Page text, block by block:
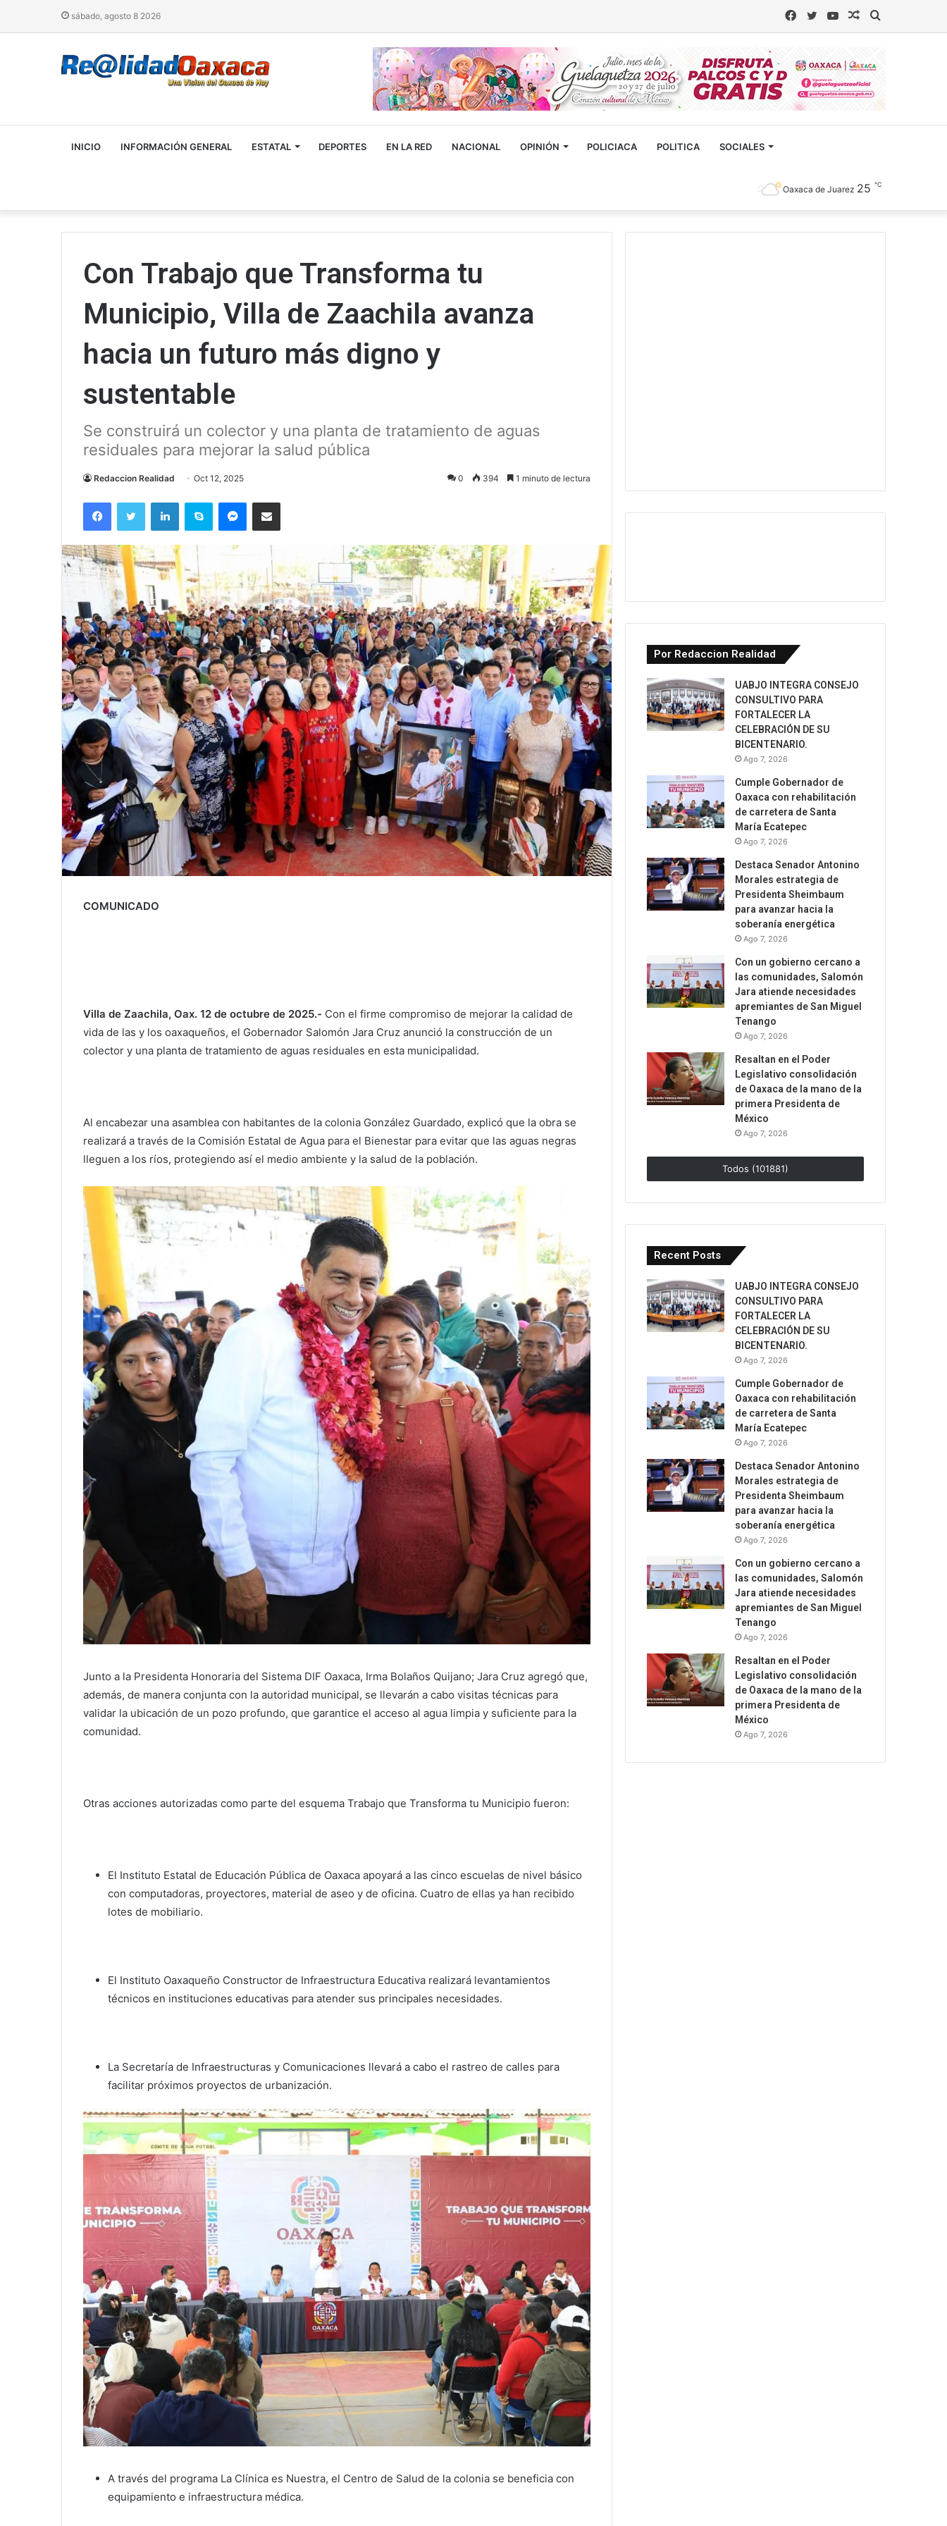
sábado, agosto 8 2026 Buscar
Artículo
YouTube
Twitter
Facebook
INICIO INFORMACIÓN GENERAL ESTATAL DEPORTES EN LA RED NACIONAL OPINIÓN POLICIACA POLITICA SOCIALES
Oaxaca de Juarez 25 ℃
Con Trabajo que Transforma tu
Municipio, Villa de Zaachila avanza
hacia un futuro más digno y
sustentable
Se construirá un colector y una planta de tratamiento de aguas
residuales para mejorar la salud pública
Redaccion Realidad Oct 12, 2025 0 394 1 minuto de lectura
FacebookTwitter LinkedInSkype MessengerCompartir via correo electrónico
COMUNICADO
Villa de Zaachila, Oax. 12 de octubre de 2025.- Con el firme compromiso de mejorar la calidad de
vida de las y los oaxaqueños, el Gobernador Salomón Jara Cruz anunció la construcción de un
colector y una planta de tratamiento de aguas residuales en esta municipalidad.
Al encabezar una asamblea con habitantes de la colonia González Guardado, explicó que la obra se
realizará a través de la Comisión Estatal de Agua para el Bienestar para evitar que las aguas negras
lleguen a los ríos, protegiendo así el medio ambiente y la salud de la población.
Junto a la Presidenta Honoraria del Sistema DIF Oaxaca, Irma Bolaños Quijano; Jara Cruz agregó que,
además, de manera conjunta con la autoridad municipal, se llevarán a cabo visitas técnicas para
validar la ubicación de un pozo profundo, que garantice el acceso al agua limpia y suficiente para la
comunidad.
Otras acciones autorizadas como parte del esquema Trabajo que Transforma tu Municipio fueron:
El Instituto Estatal de Educación Pública de Oaxaca apoyará a las cinco escuelas de nivel básico
con computadoras, proyectores, material de aseo y de oficina. Cuatro de ellas ya han recibido
lotes de mobiliario.
El Instituto Oaxaqueño Constructor de Infraestructura Educativa realizará levantamientos
técnicos en instituciones educativas para atender sus principales necesidades.
La Secretaría de Infraestructuras y Comunicaciones llevará a cabo el rastreo de calles para
facilitar próximos proyectos de urbanización.
A través del programa La Clínica es Nuestra, el Centro de Salud de la colonia se beneficia con
equipamiento e infraestructura médica.
Por Redaccion Realidad
UABJO INTEGRA CONSEJO
CONSULTIVO PARA
FORTALECER LA
CELEBRACIÓN DE SU
BICENTENARIO.
Ago 7, 2026
Cumple Gobernador de
Oaxaca con rehabilitación
de carretera de Santa
María Ecatepec
Ago 7, 2026
Destaca Senador Antonino
Morales estrategia de
Presidenta Sheimbaum
para avanzar hacia la
soberanía energética
Ago 7, 2026
Con un gobierno cercano a
las comunidades, Salomón
Jara atiende necesidades
apremiantes de San Miguel
Tenango
Ago 7, 2026
Resaltan en el Poder
Legislativo consolidación
de Oaxaca de la mano de la
primera Presidenta de
México
Ago 7, 2026
Todos (101881)
Recent Posts
UABJO INTEGRA CONSEJO
CONSULTIVO PARA
FORTALECER LA
CELEBRACIÓN DE SU
BICENTENARIO.
Ago 7, 2026
Cumple Gobernador de
Oaxaca con rehabilitación
de carretera de Santa
María Ecatepec
Ago 7, 2026
Destaca Senador Antonino
Morales estrategia de
Presidenta Sheimbaum
para avanzar hacia la
soberanía energética
Ago 7, 2026
Con un gobierno cercano a
las comunidades, Salomón
Jara atiende necesidades
apremiantes de San Miguel
Tenango
Ago 7, 2026
Resaltan en el Poder
Legislativo consolidación
de Oaxaca de la mano de la
primera Presidenta de
México
Ago 7, 2026